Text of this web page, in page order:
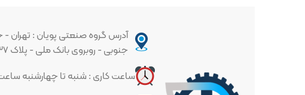
آدرس گروه صنعتی پویان : تهران - خیابان سعدی
جنوبی - روبروی بانک ملی - پلاک ۳۳۷
ساعت کاری : شنبه تا چهارشنبه ساعت ۱۰ الی ۱۷